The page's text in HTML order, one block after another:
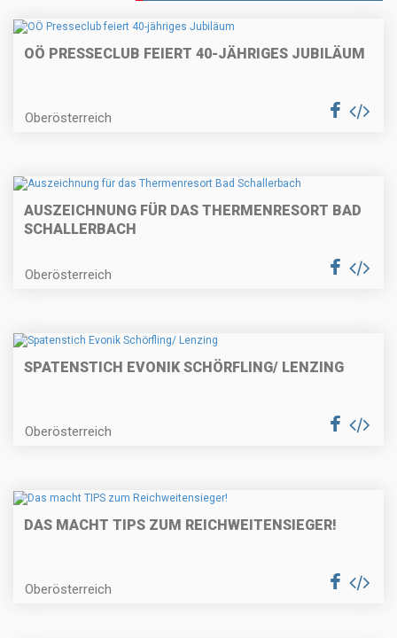
OÖ PRESSECLUB FEIERT 40-JÄHRIGES JUBILÄUM
Oberösterreich
AUSZEICHNUNG FÜR DAS THERMENRESORT BAD
SCHALLERBACH
Oberösterreich
SPATENSTICH EVONIK SCHÖRFLING/ LENZING
Oberösterreich
DAS MACHT TIPS ZUM REICHWEITENSIEGER!
Oberösterreich